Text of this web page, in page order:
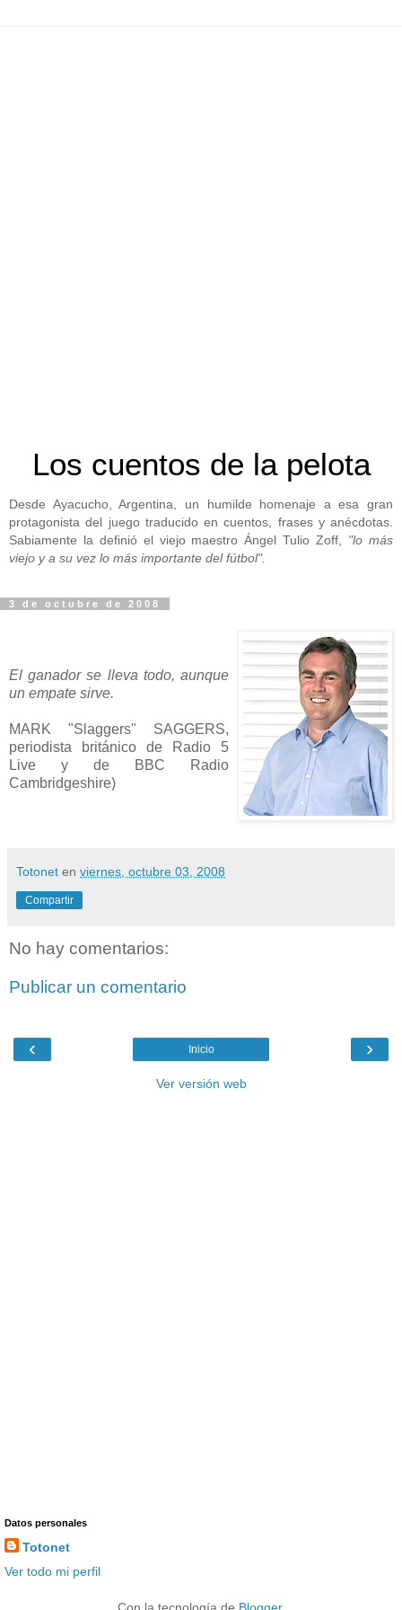
Los cuentos de la pelota
Desde Ayacucho, Argentina, un humilde homenaje a esa gran
protagonista del juego traducido en cuentos, frases y anécdotas.
Sabiamente la definió el viejo maestro Ángel Tulio Zoff, "lo más
viejo y a su vez lo más importante del fútbol".
3 de octubre de 2008
El ganador se lleva todo, aunque
un empate sirve.
MARK "Slaggers" SAGGERS,
periodista británico de Radio 5
Live y de BBC Radio
Cambridgeshire)
Totonet en viernes, octubre 03, 2008
Compartir
No hay comentarios:
Publicar un comentario
‹ ›
Inicio
Ver versión web
Datos personales
Totonet
Ver todo mi perfil
Con la tecnología de Blogger.